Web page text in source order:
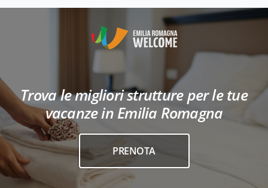
Trova le migliori strutture per le tue
vacanze in Emilia Romagna
PRENOTA